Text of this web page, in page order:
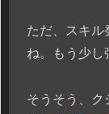
ただ、スキル
ね。もう少し
そうそう、ク